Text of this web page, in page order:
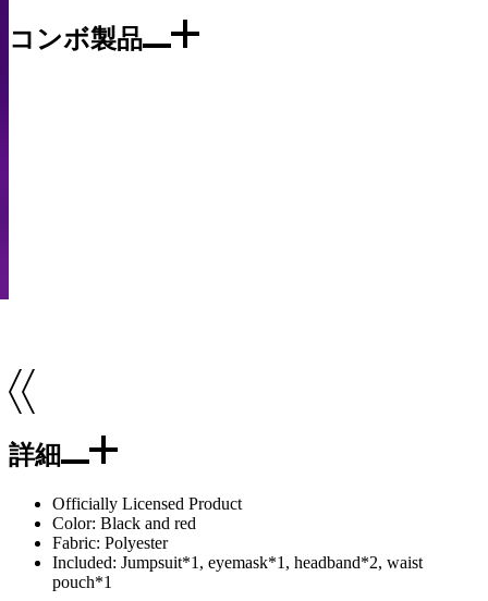
コンボ製品
詳細
Officially Licensed Product
Color: Black and red
Fabric: Polyester
Included: Jumpsuit*1, eyemask*1, headband*2, waist
pouch*1